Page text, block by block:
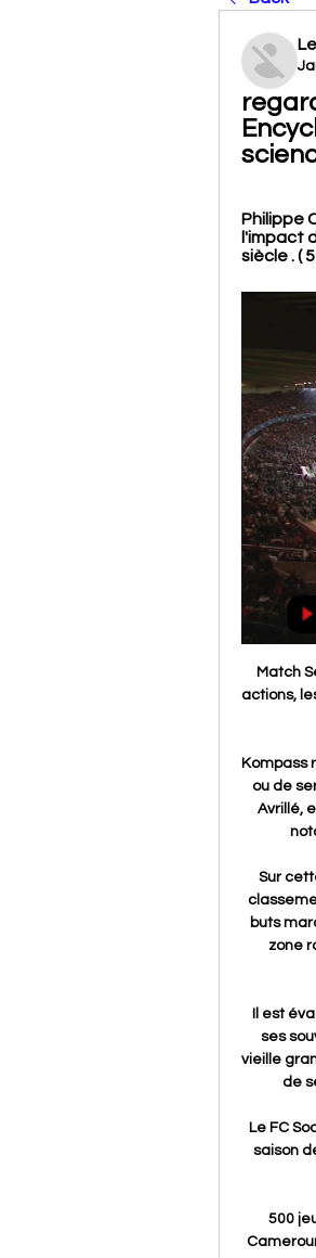
Philippe
l'impact
siècle . (
Match Sénégal - Côte d'Ivoire Sénégal - Côte d'Ivoire : suivez en direct le score, les actions, les statistiques du match de Coupe d'Afrique des Nations - 8èmes de finale du Lundi 29 ...

Kompass recense toutes les entreprises de Avrillé (PMEs, PMIs, entreprises industrielles ou de services...). Avec EasyBusiness, vous pouvez créer votre fichier d'entreprises à Avrillé, et accéder à tous les outils pour votre prospection et votre marketing b to b, notamment aux fichiers e-mails des entreprises et dirigeants, la date de.

Sur cette entame, le FC Sochaux a très peu encaissé de buts malgré son mauvais classement (8 buts), mais les Sochaliens ont été très peu efficaces avec seulement 6 buts marqués. Dernières nouvelles du FC Metz. Si le FC Sochaux veut s’éloigner de la zone rouge, le FC Metz peut monter sur la 1ère marche du podium. Les Messins peuvent.

Il est évacué en décembre 1941 à Provenchère par Belleherbe (Doubs 25). Il évoque ses souvenirs : La